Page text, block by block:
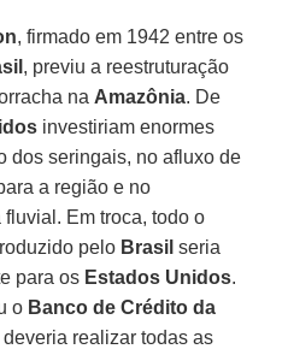
, firmado em 1942 entre os
, previu a reestruturação
na Amazônia. De
investiriam enormes
dos seringais, no afluxo de
a região e no
Em troca, todo o
pelo Brasil seria
para os Estados Unidos.
o Banco de Crédito da
realizar todas as